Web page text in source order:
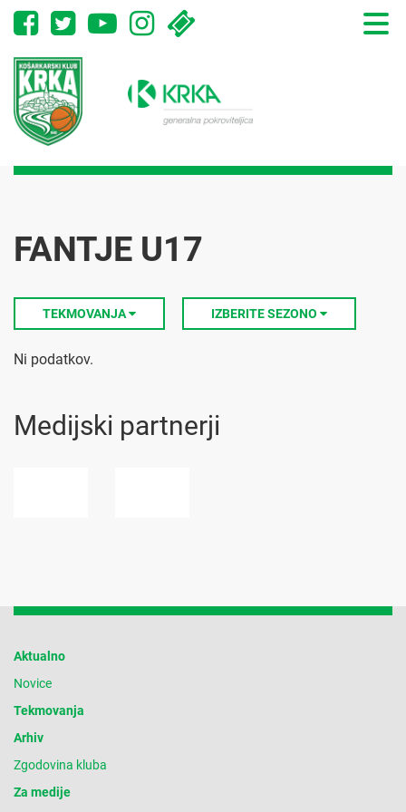
Toggle
FANTJE U17
TEKMOVANJA IZBERITE SEZONO
Ni podatkov.
Medijski partnerji
Aktualno
Novice
Tekmovanja
Arhiv
Zgodovina kluba
Za medije